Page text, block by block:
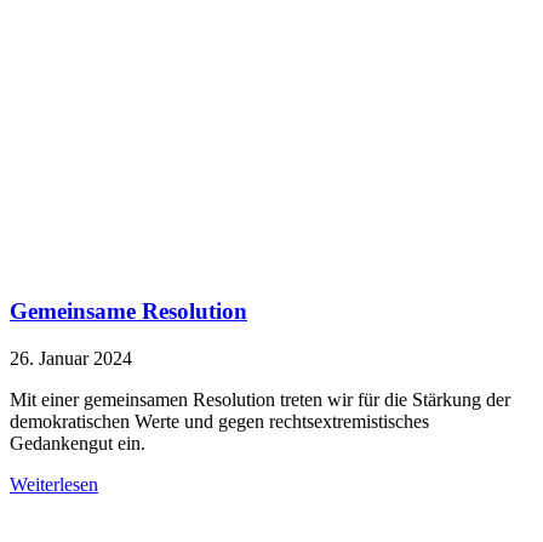
Gemeinsame Resolution
26. Januar 2024
Mit einer gemeinsamen Resolution treten wir für die Stärkung der
demokratischen Werte und gegen rechtsextremistisches
Gedankengut ein.
Weiterlesen